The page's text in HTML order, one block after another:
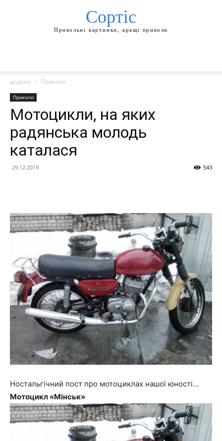
Сортіс
Прикольні картинки, кращі приколи
додому Приколи
Приколи
Мотоцикли, на яких
радянська молодь
каталася
29.12.2019 543
Ностальгічний пост про мотоциклах нашої юності…
Мотоцикл «Мінськ»